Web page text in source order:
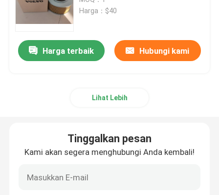
Suku Cadang KUCING
Suku cadang mesin
Suku Cadang Mesin Cummins
suku cadang kompresor udara
Harga：$40
Harga terbaik Hubungi kami
Lihat Lebih
Tinggalkan pesan
Kami akan segera menghubungi Anda kembali!